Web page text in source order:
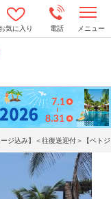
お気に入り 電話 メニュー
o
n
a
v
i
g
a
t
i
o
n
ージ込み】＜往復送迎付＞【ベ